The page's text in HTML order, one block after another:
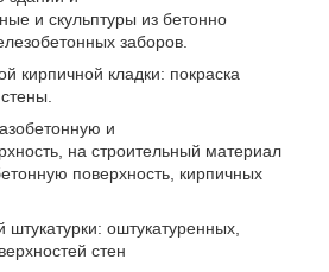
и скульптуры из бетонно
заборов.
кирпичной кладки: покраска
и
на строительный материал
поверхность, кирпичных
штукатурки: оштукатуренных,
стен